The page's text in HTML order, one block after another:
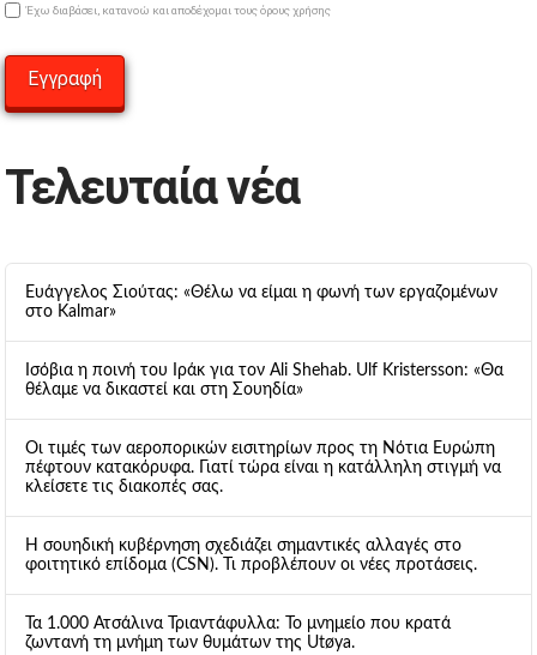
Έχω διαβάσει, κατανοώ και αποδέχομαι τους όρους χρήσης
Τελευταία νέα
Ευάγγελος Σιούτας: «Θέλω να είμαι η φωνή των εργαζομένων
στο Kalmar»
Ισόβια η ποινή του Ιράκ για τον Ali Shehab. Ulf Kristersson: «Θα
θέλαμε να δικαστεί και στη Σουηδία»
Οι τιμές των αεροπορικών εισιτηρίων προς τη Νότια Ευρώπη
πέφτουν κατακόρυφα. Γιατί τώρα είναι η κατάλληλη στιγμή να
κλείσετε τις διακοπές σας.
Η σουηδική κυβέρνηση σχεδιάζει σημαντικές αλλαγές στο
φοιτητικό επίδομα (CSN). Τι προβλέπουν οι νέες προτάσεις.
Τα 1.000 Ατσάλινα Τριαντάφυλλα: Το μνημείο που κρατά
ζωντανή τη μνήμη των θυμάτων της Utøya.